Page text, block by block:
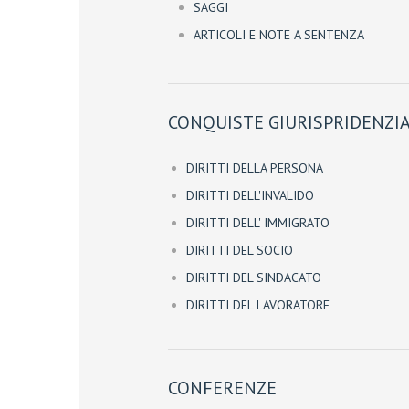
SAGGI
ARTICOLI E NOTE A SENTENZA
CONQUISTE
DIRITTI DELLA PERSONA
DIRITTI DELL'INVALIDO
DIRITTI DELL' IMMIGRATO
DIRITTI DEL SOCIO
DIRITTI DEL SINDACATO
DIRITTI DEL LAVORATORE
CONFERENZE